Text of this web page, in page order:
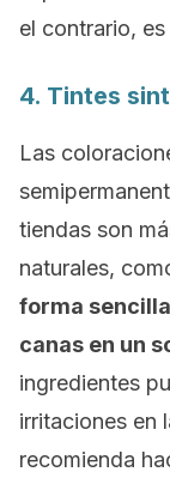
el contrario,
4. Tintes
Las
tiendas son
naturales,
forma
canas en un
ingredientes
irritaciones en
recomienda